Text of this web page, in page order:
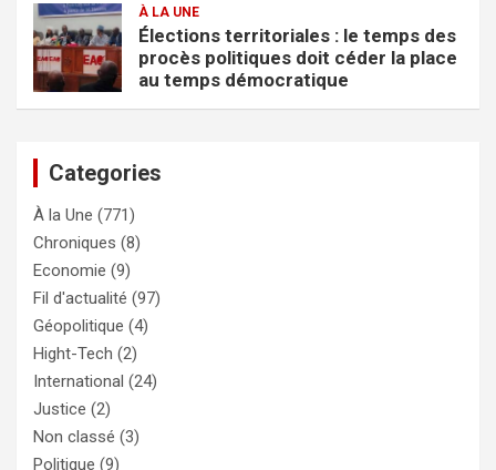
À LA UNE
Élections territoriales : le temps des
procès politiques doit céder la place
au temps démocratique
Categories
À la Une (771)
Chroniques (8)
Economie (9)
Fil d'actualité (97)
Géopolitique (4)
Hight-Tech (2)
International (24)
Justice (2)
Non classé (3)
Politique (9)